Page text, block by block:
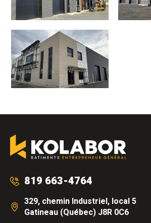
819 663-4764
329, chemin Industriel, local 5
Gatineau (Québec) J8R 0C6